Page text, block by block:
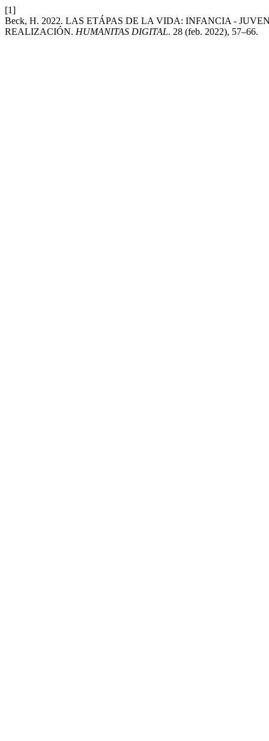
[1]
Beck, H. 2022. LAS ETÁPAS DE LA VIDA: INFANCIA -
REALIZACIÓN. HUMANITAS DIGITAL. 28 (feb. 2022), 57–66.